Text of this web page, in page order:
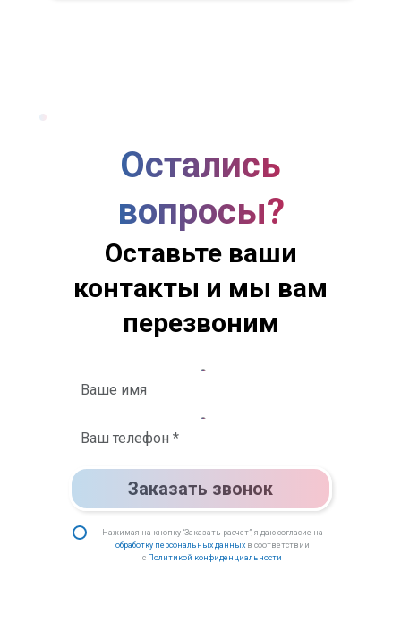
Остались
вопросы?
Оставьте ваши
контакты и мы вам
перезвоним
Заказать звонок
Нажимая на кнопку “Заказать расчет”, я даю согласие на
обработку персональных данныхв соответствии
с Политикой конфиденциальности